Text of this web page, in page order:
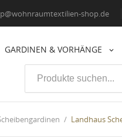
shop.de
GARDINEN & VORHÄNGE
Landhaus